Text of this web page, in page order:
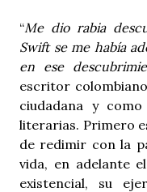
“Me dio rabia
Swift se me había
en ese
escritor
ciudadana y
literarias. Primero
de redimir con la
vida, en adelante
existencial, su